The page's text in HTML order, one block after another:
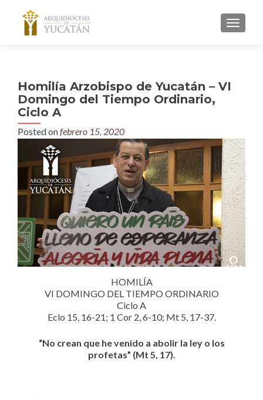
MENU
Homilía Arzobispo de Yucatán – VI
Domingo del Tiempo Ordinario,
Ciclo A
Posted onfebrero 15, 2020
HOMILÍA
VI DOMINGO DEL TIEMPO ORDINARIO
Ciclo A
Eclo 15, 16-21; 1 Cor 2, 6-10; Mt 5, 17-37.
“No crean que he venido a abolir la ley o los
profetas” (Mt 5, 17).